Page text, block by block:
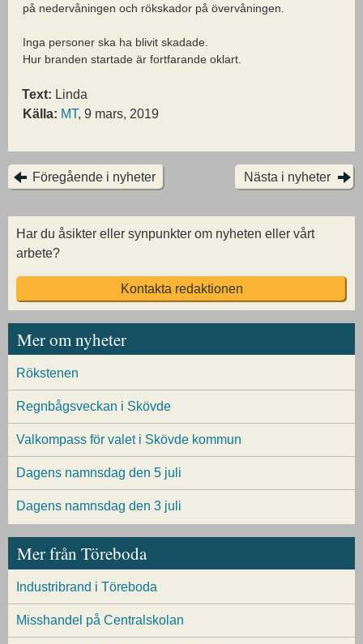
på nedervåningen och rökskador på övervåningen.
Inga personer ska ha blivit skadade.
Hur branden startade är fortfarande oklart.
Text: Linda
Källa: MT, 9 mars, 2019
Föregående i nyheter Nästa i nyheter
Har du åsikter eller synpunkter om nyheten eller vårt
arbete?
Kontakta redaktionen
Mer om nyheter
Rökstenen
Regnbågsveckan i Skövde
Valkompass för valet i Skövde kommun
Dagens namnsdag den 5 juli
Dagens namnsdag den 3 juli
Mer från Töreboda
Industribrand i Töreboda
Misshandel på Centralskolan